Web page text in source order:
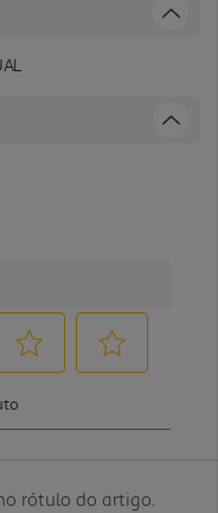
rótulo do artigo.